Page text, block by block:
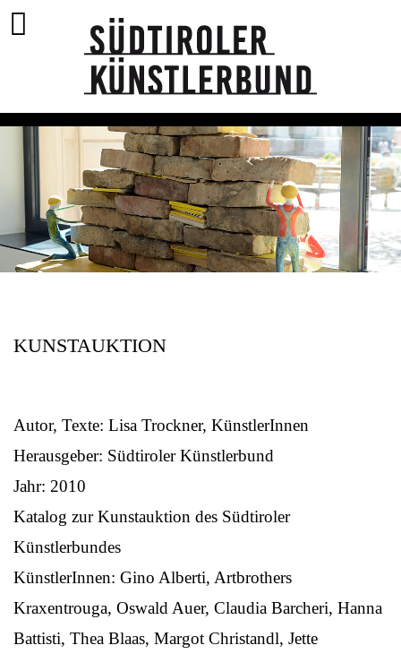
KUNSTAUKTION
Autor, Texte: Lisa Trockner, KünstlerInnen
Herausgeber: Südtiroler Künstlerbund
Jahr: 2010
Katalog zur Kunstauktion des Südtiroler
Künstlerbundes
KünstlerInnen: Gino Alberti, Artbrothers
Kraxentrouga, Oswald Auer, Claudia Barcheri, Hanna
Battisti, Thea Blaas, Margot Christandl, Jette